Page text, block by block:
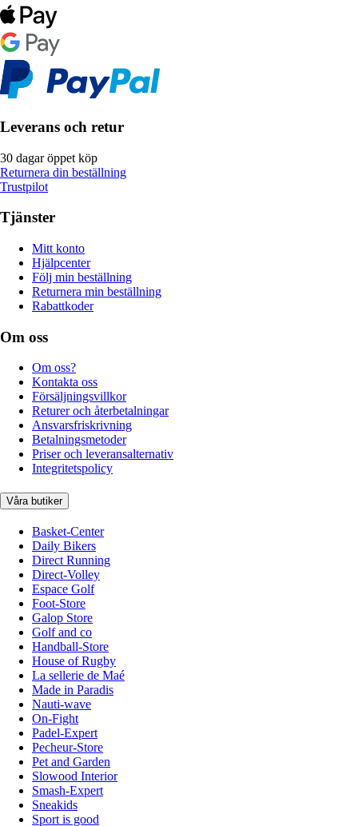
Leverans och retur
30 dagar öppet köp
Returnera din beställning
Trustpilot
Tjänster
Mitt konto
Hjälpcenter
Följ min beställning
Returnera min beställning
Rabattkoder
Om oss
Om oss?
Kontakta oss
Försäljningsvillkor
Returer och återbetalningar
Ansvarsfriskrivning
Betalningsmetoder
Priser och leveransalternativ
Integritetspolicy
Våra butiker
Basket-Center
Daily Bikers
Direct Running
Direct-Volley
Espace Golf
Foot-Store
Galop Store
Golf and co
Handball-Store
House of Rugby
La sellerie de Maé
Made in Paradis
Nauti-wave
On-Fight
Padel-Expert
Pecheur-Store
Pet and Garden
Slowood Interior
Smash-Expert
Sneakids
Sport is good